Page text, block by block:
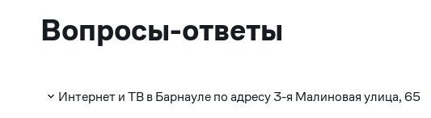
Вопросы-ответы
Интернет и ТВ в Барнауле по адресу 3-я Малиновая улица, 65